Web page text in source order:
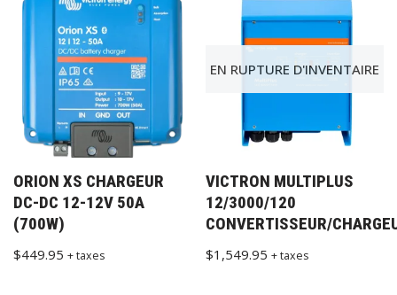
ORION XS CHARGEUR
DC-DC 12-12V 50A
(700W)
$449.95 + taxes
EN RUPTURE D'INVENTAIRE
VICTRON MULTIPLUS
12/3000/120
CONVERTISSEUR/
$1,549.95 + taxes